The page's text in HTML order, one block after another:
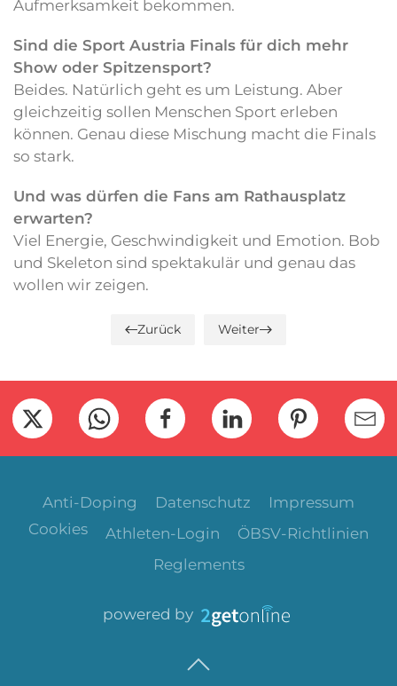
Aufmerksamkeit bekommen.
Sind die Sport Austria Finals für dich mehr
Show oder Spitzensport?
Beides. Natürlich geht es um Leistung. Aber
gleichzeitig sollen Menschen Sport erleben
können. Genau diese Mischung macht die Finals
so stark.
Und was dürfen die Fans am Rathausplatz
erwarten?
Viel Energie, Geschwindigkeit und Emotion. Bob
und Skeleton sind spektakulär und genau das
wollen wir zeigen.
Zurück Weiter
Anti-Doping Datenschutz
Impressum
Cookies
Athleten-Login
ÖBSV-Richtlinien
Reglements
powered by